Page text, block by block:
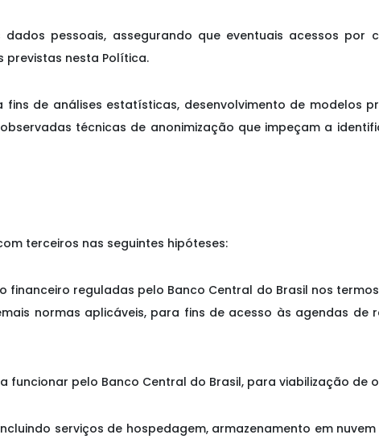
pessoais, assegurando que eventuais acessos por
previstas nesta Política.
de análises estatísticas, desenvolvimento de modelos
técnicas de anonimização que impeçam a
terceiros nas seguintes hipóteses:
reguladas pelo Banco Central do Brasil nos termos
normas aplicáveis, para fins de acesso às agendas
pelo Banco Central do Brasil, para viabilização de
serviços de hospedagem, armazenamento em